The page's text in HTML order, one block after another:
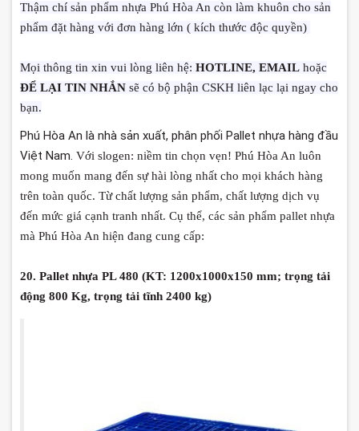
Thậm chí sản phẩm nhựa Phú Hòa An còn làm khuôn cho sản
phẩm đặt hàng với đơn hàng lớn ( kích thước độc quyền)
Mọi thông tin xin vui lòng liên hệ: HOTLINE, EMAIL hoặc
ĐỂ LẠI TIN NHẮN sẽ có bộ phận CSKH liên lạc lại ngay cho
bạn.
Phú Hòa An là nhà sản xuất, phân phối Pallet nhựa hàng đầu
Việt Nam. Với slogen: niềm tin chọn vẹn! Phú Hòa An luôn
mong muốn mang đến sự hài lòng nhất cho mọi khách hàng
trên toàn quốc. Từ chất lượng sản phẩm, chất lượng dịch vụ
đến mức giá cạnh tranh nhất. Cụ thể, các sản phẩm pallet nhựa
mà Phú Hòa An hiện đang cung cấp:
20. Pallet nhựa PL 480 (KT: 1200x1000x150 mm; trọng tải
động 800 Kg, trọng tải tĩnh 2400 kg)